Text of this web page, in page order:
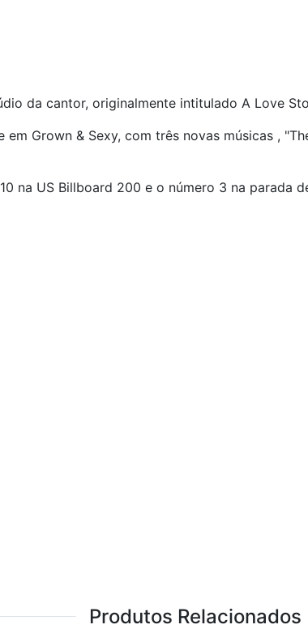
da cantor, originalmente intitulado A Love
Grown & Sexy, com três novas músicas ,
na US Billboard 200 e o número 3 na parada
Produtos Relacionados